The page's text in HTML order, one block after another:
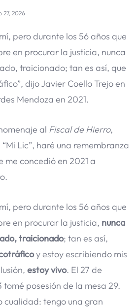
27, 2026
pero durante los 56 años que
en procurar la justicia, nunca
traicionado; tan es así, que
dijo Javier Coello Trejo en
Mendoza en 2021.
al Fiscal de Hierro,
Lic”, haré una remembranza
me concedió en 2021 a
pero durante los 56 años que
en procurar la justicia, nunca
traicionado; tan es así,
y estoy escribiendo mis
estoy vivo. El 27 de
tomé posesión de la mesa 29.
cualidad: tengo una gran